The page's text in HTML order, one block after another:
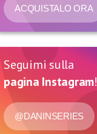
ACQUISTALO ORA
Seguimi sulla
pagina Instagram!
@DANINSERIES